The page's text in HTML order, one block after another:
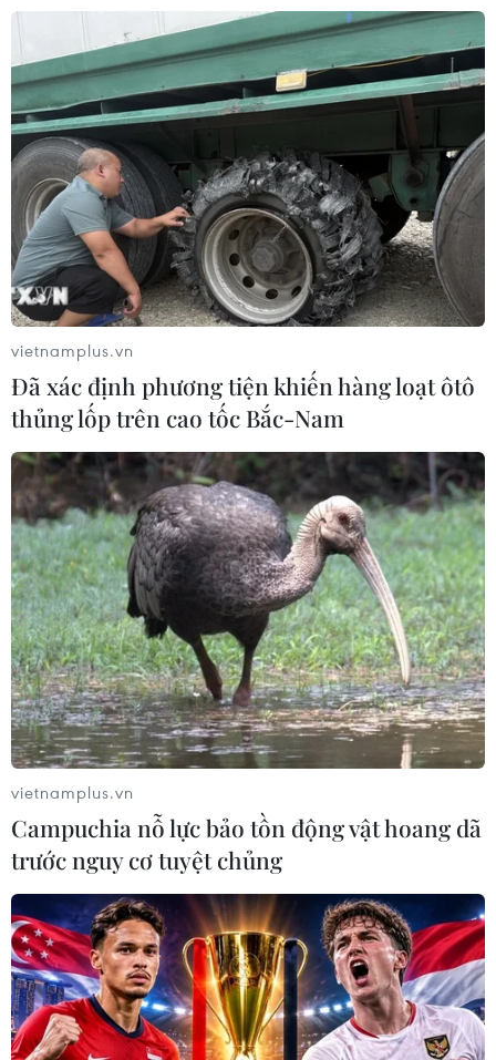
Thứ trưởng Bộ Công Thương cho rằng, nếu không tiếp
tục thực hiện dự án sẽ gây lãng phí rất lớn cho đất nước
bởi đây là công trình trọng điểm quốc gia, nếu chậm
tiến độ thì tổng mức đầu tư sẽ tăng lên.
'Nhiệt điện Thái Bình 2 đủ khả năng sinh
lời khi đi vào hoạt động'
30/12/2020 01:32
PVN đã thuê đơn vị đánh giá độc lập phân tích, đánh
giá cho thấy Nhiệt điện Thái Bình 2 khi đi vào hoạt động
vẫn đảm bảo hiệu quả, có đủ khả năng thu hồi vốn và
sinh lời theo đúng kế hoạch.
vietnamplus.vn
Đã xác định phương tiện khiến hàng loạt ôtô
thủng lốp trên cao tốc Bắc-Nam
vietnamplus.vn
Campuchia nỗ lực bảo tồn động vật hoang dã
trước nguy cơ tuyệt chủng